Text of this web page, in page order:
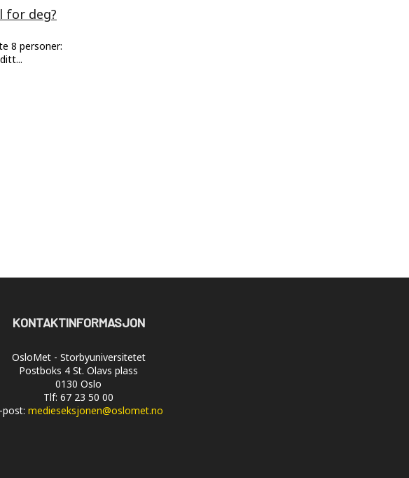
for deg?
8 personer:
KONTAKTINFORMASJON
OsloMet - Storbyuniversitetet
Postboks 4 St. Olavs plass
0130 Oslo
Tlf: 67 23 50 00
post: medieseksjonen@oslomet.no